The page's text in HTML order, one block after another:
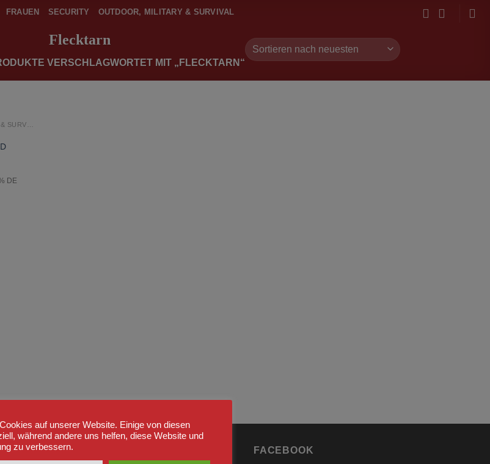
FRAUEN SECURITY OUTDOOR, MILITARY & SURVIVAL
Flecktarn
VERSCHLAGWORTET MIT „FLECKTARN“
DE
FACEBOOK
auf unserer Website. Einige von diesen
während andere uns helfen, diese Website und
zu verbessern.